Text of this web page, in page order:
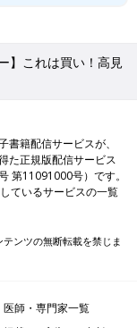
】これは買い！高見
書籍配信サービスが、
た正規版配信サービス
第11091000号）です。
ているサービスの一覧
ンツの無断転載を禁じま
医師・専門家一覧